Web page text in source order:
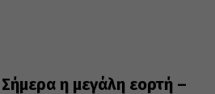
η μεγάλη εορτή –